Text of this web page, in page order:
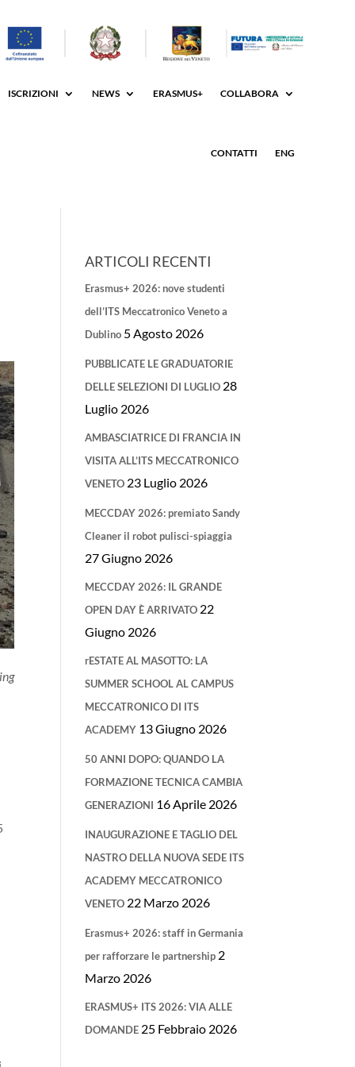
ISCRIZIONI NEWS ERASMUS+ COLLABORA
CONTATTI ENG
ARTICOLI RECENTI
Erasmus+ 2026: nove studenti
dell’ITS Meccatronico Veneto a
Dublino 5 Agosto 2026
PUBBLICATE LE GRADUATORIE
DELLE SELEZIONI DI LUGLIO 28
Luglio 2026
AMBASCIATRICE DI FRANCIA IN
VISITA ALL’ITS MECCATRONICO
VENETO 23 Luglio 2026
MECCDAY 2026: premiato Sandy
Cleaner il robot pulisci-spiaggia
27 Giugno 2026
MECCDAY 2026: IL GRANDE
OPEN DAY È ARRIVATO 22
Giugno 2026
rESTATE AL MASOTTO: LA
SUMMER SCHOOL AL CAMPUS
MECCATRONICO DI ITS
ACADEMY 13 Giugno 2026
50 ANNI DOPO: QUANDO LA
FORMAZIONE TECNICA CAMBIA
GENERAZIONI 16 Aprile 2026
INAUGURAZIONE E TAGLIO DEL
NASTRO DELLA NUOVA SEDE ITS
ACADEMY MECCATRONICO
VENETO 22 Marzo 2026
Erasmus+ 2026: staff in Germania
per rafforzare le partnership 2
Marzo 2026
ERASMUS+ ITS 2026: VIA ALLE
DOMANDE 25 Febbraio 2026